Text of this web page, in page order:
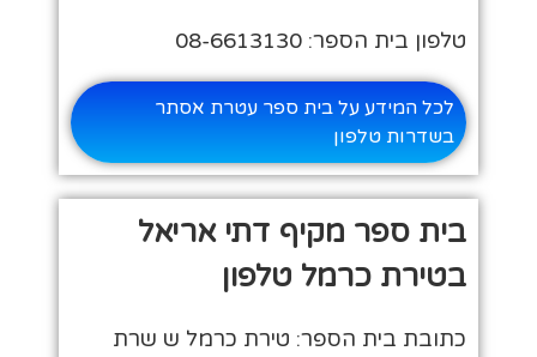
טלפון בית הספר: 08-6613130
לכל המידע על בית ספר עטרת אסתר
בשדרות טלפון
בית ספר מקיף דתי אריאל
בטירת כרמל טלפון
כתובת בית הספר: טירת כרמל ש שרת